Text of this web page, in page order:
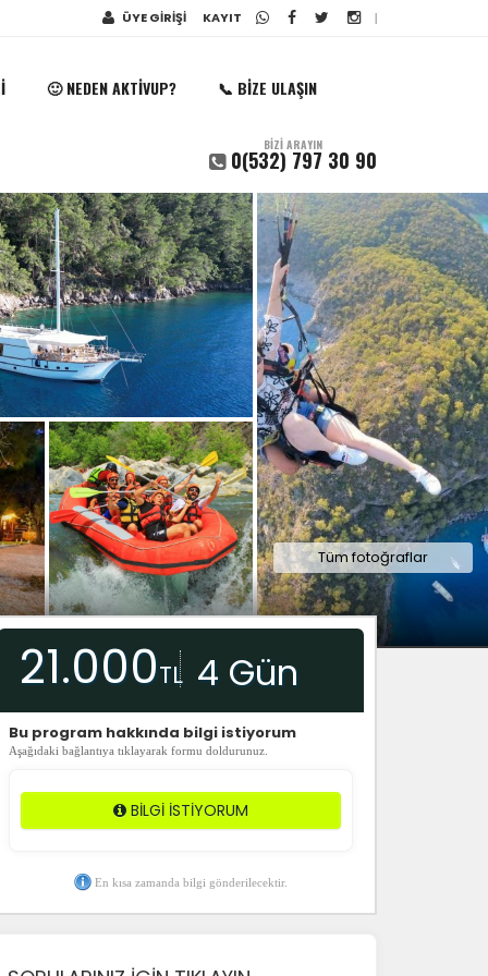
ÜYE GİRİŞİ KAYIT |
🙂 NEDEN AKTIVUP? 📞 BIZE ULAŞIN
BİZİ ARAYIN
0(532) 797 30 90
Tüm fotoğraflar
21.000TL 4 Gün
​Bu program hakkında bilgi istiyorum
Aşağıdaki bağlantıya tıklayarak formu doldurunuz.
BİLGİ İSTİYORUM
En kısa zamanda bilgi gönderilecektir.